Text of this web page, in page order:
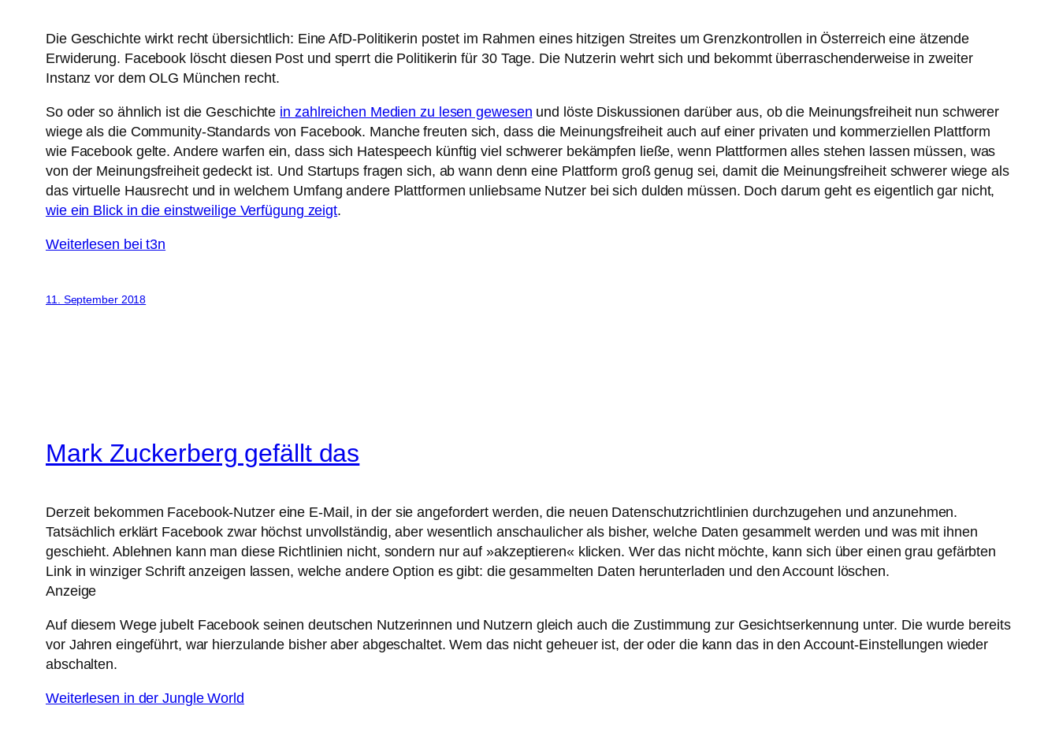
Die Geschichte wirkt recht übersichtlich: Eine AfD-Politikerin postet im Rahmen eines hitzigen Streites um Grenzkontrollen in Österreich eine ätzende
Erwiderung. Facebook löscht diesen Post und sperrt die Politikerin für 30 Tage. Die Nutzerin wehrt sich und bekommt überraschenderweise in zweiter
Instanz vor dem OLG München recht.
So oder so ähnlich ist die Geschichte in zahlreichen Medien zu lesen gewesen und löste Diskussionen darüber aus, ob die Meinungsfreiheit nun schwerer
wiege als die Community-Standards von Facebook. Manche freuten sich, dass die Meinungsfreiheit auch auf einer privaten und kommerziellen Plattform
wie Facebook gelte. Andere warfen ein, dass sich Hatespeech künftig viel schwerer bekämpfen ließe, wenn Plattformen alles stehen lassen müssen, was
von der Meinungsfreiheit gedeckt ist. Und Startups fragen sich, ab wann denn eine Plattform groß genug sei, damit die Meinungsfreiheit schwerer wiege als
das virtuelle Hausrecht und in welchem Umfang andere Plattformen unliebsame Nutzer bei sich dulden müssen. Doch darum geht es eigentlich gar nicht,
wie ein Blick in die einstweilige Verfügung zeigt.
Weiterlesen bei t3n
11. September 2018
Mark Zuckerberg gefällt das
Derzeit bekommen Facebook-Nutzer eine E-Mail, in der sie angefordert werden, die neuen Datenschutzrichtlinien durchzugehen und anzunehmen.
Tatsächlich erklärt Facebook zwar höchst unvollständig, aber wesentlich anschaulicher als bisher, welche Daten ge­sammelt werden und was mit ihnen
geschieht. Ablehnen kann man diese Richtlinien nicht, sondern nur auf »akzeptieren« klicken. Wer das nicht möchte, kann sich über einen grau ­gefärbten
Link in winziger Schrift anzeigen lassen, welche andere Option es gibt: die gesammelten Daten herunterladen und den Account löschen.
Anzeige
Auf diesem Wege jubelt Facebook seinen deutschen Nutzerinnen und ­Nutzern gleich auch die Zustimmung zur Gesichtserkennung unter. Die wurde bereits
vor Jahren eingeführt, war hierzulande bisher aber abgeschaltet. Wem das nicht geheuer ist, der oder die kann das in den Account-Einstellungen wieder
abschalten.
Weiterlesen in der Jungle World